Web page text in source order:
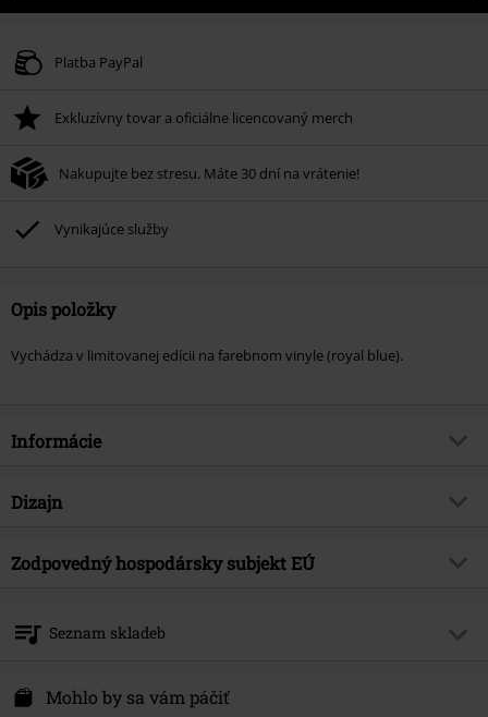
Platba PayPal
Exkluzívny tovar a oficiálne licencovaný merch
Nakupujte bez stresu. Máte 30 dní na vrátenie!
Vynikajúce služby
Opis položky
Vychádza v limitovanej edícii na farebnom vinyle (royal blue).
Informácie
Tovar č.
hudobný žáner
Doom
Kapela
Dizajn
Typ výrobku
LP
Zodpovedný hospodársky subjekt EÚ
Schlachthofstraße 36a
21079 Hamburg
info@375media.com
Seznam skladeb
Mohlo by sa vám páčiť